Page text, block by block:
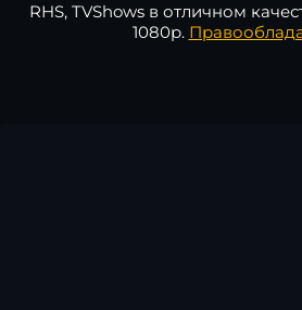
RHS, TVShows в отличном
1080p.